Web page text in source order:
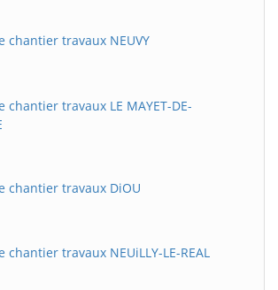
chantier travaux NEUVY
chantier travaux LE MAYET-DE-
chantier travaux DiOU
chantier travaux NEUiLLY-LE-REAL